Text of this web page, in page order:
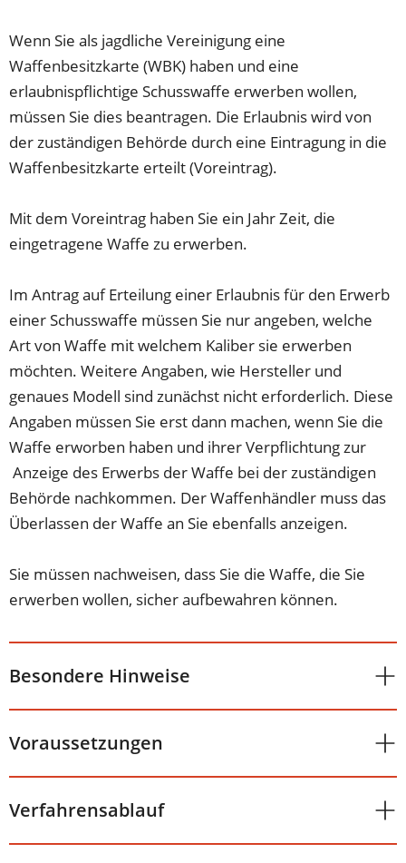
Wenn Sie als jagdliche Vereinigung eine
Waffenbesitzkarte (WBK) haben und eine
erlaubnispflichtige Schusswaffe erwerben wollen,
müssen Sie dies beantragen. Die Erlaubnis wird von
der zuständigen Behörde durch eine Eintragung in die
Waffenbesitzkarte erteilt (Voreintrag).
Mit dem Voreintrag haben Sie ein Jahr Zeit, die
eingetragene Waffe zu erwerben.
Im Antrag auf Erteilung einer Erlaubnis für den Erwerb
einer Schusswaffe müssen Sie nur angeben, welche
Art von Waffe mit welchem Kaliber sie erwerben
möchten. Weitere Angaben, wie Hersteller und
genaues Modell sind zunächst nicht erforderlich. Diese
Angaben müssen Sie erst dann machen, wenn Sie die
Waffe erworben haben und ihrer Verpflichtung zur
Anzeige des Erwerbs der Waffe bei der zuständigen
Behörde nachkommen. Der Waffenhändler muss das
Überlassen der Waffe an Sie ebenfalls anzeigen.
Sie müssen nachweisen, dass Sie die Waffe, die Sie
erwerben wollen, sicher aufbewahren können.
Besondere Hinweise
Voraussetzungen
Verfahrensablauf